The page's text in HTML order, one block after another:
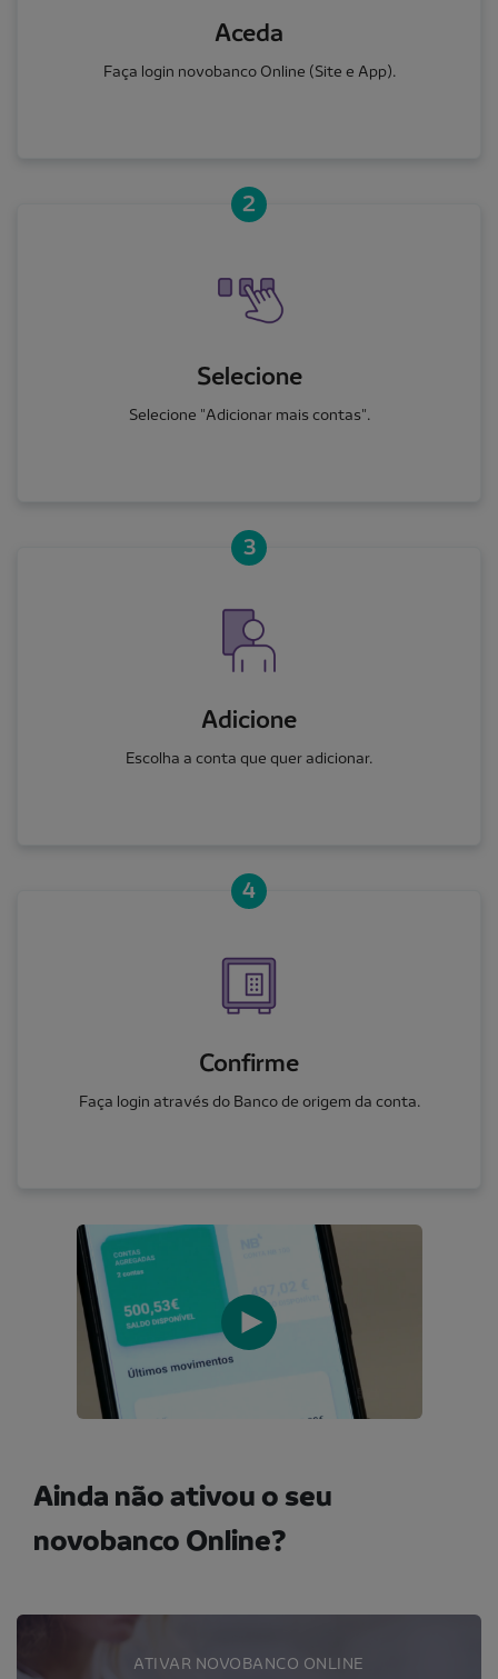
Aceda
Faça login novobanco Online (Site e App).
2
Selecione
Selecione "Adicionar mais contas".
3
Adicione
Escolha a conta que quer adicionar.
4
Confirme
Faça login através do Banco de origem da conta.
Ainda não ativou o seu
novobanco Online?
ATIVAR NOVOBANCO ONLINE